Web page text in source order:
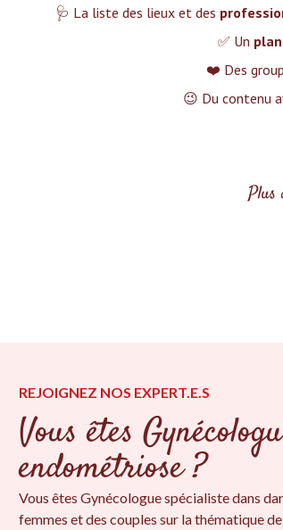
🩺 La liste des lieux et des
✅ Un
❤️ Des
😉 Du contenu
Plus
REJOIGNEZ NOS EXPERT.E.S
Vous êtes
endométriose ?
Vous êtes Gynécologue spécialiste dans
femmes et des couples sur la thématique